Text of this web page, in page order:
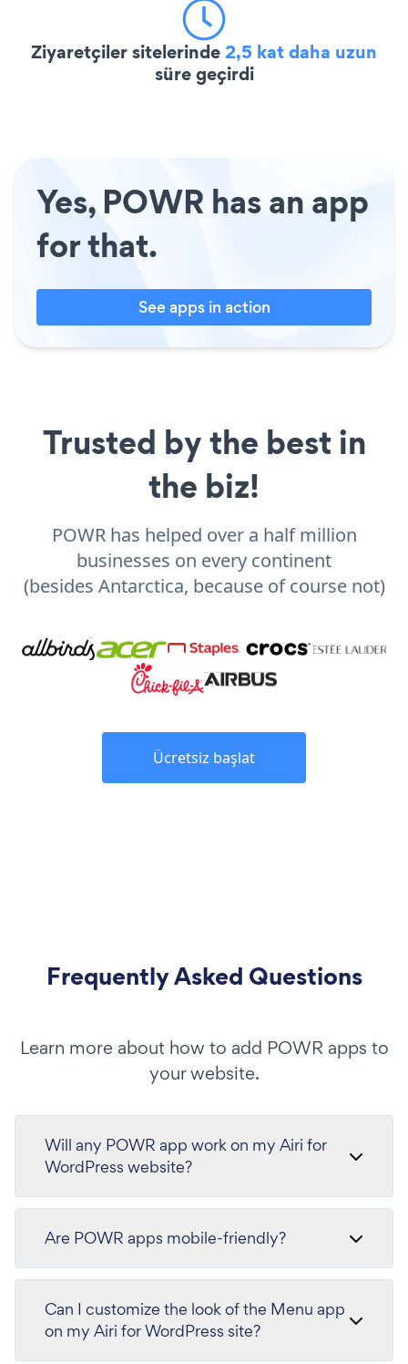
Ziyaretçiler sitelerinde2,5 kat daha uzun
süre geçirdi
Yes, POWR has an app
for that.
See apps in action
Trusted by the best in
the biz!
POWR has helped over a half million
businesses on every continent
(besides Antarctica, because of course not)
Ücretsiz başlat
Frequently Asked Questions
Learn more about how to add POWR apps to
your website.
Will any POWR app work on my Airi for
WordPress website?
Are POWR apps mobile-friendly?
Can I customize the look of the Menu app
on my Airi for WordPress site?